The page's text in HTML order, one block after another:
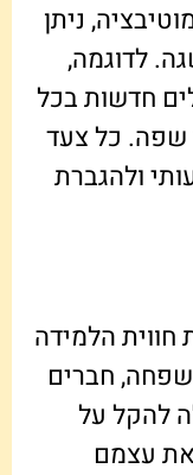
ניתן
לדוגמה,
חדשות בכל
שפה. כל צעד
ולהגברת
הלמידה
חברים
להקל על
עצמם